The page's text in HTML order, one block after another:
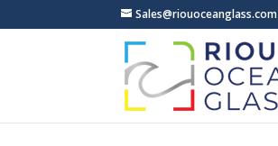
Sales@riouoceanglass.com